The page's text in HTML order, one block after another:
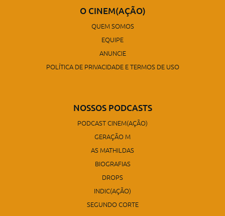
O CINEM(AÇÃO)
QUEM SOMOS
EQUIPE
ANUNCIE
POLÍTICA DE PRIVACIDADE E TERMOS DE USO
NOSSOS PODCASTS
PODCAST CINEM(AÇÃO)
GERAÇÃO M
AS MATHILDAS
BIOGRAFIAS
DROPS
INDIC(AÇÃO)
SEGUNDO CORTE